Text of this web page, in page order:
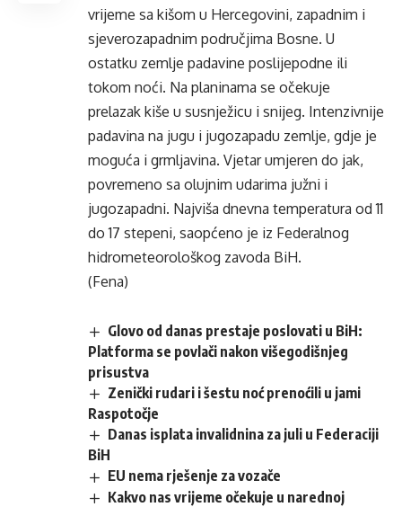
vrijeme sa kišom u Hercegovini, zapadnim i
sjeverozapadnim područjima Bosne. U
ostatku zemlje padavine poslijepodne ili
tokom noći. Na planinama se očekuje
prelazak kiše u susnježicu i snijeg. Intenzivnije
padavina na jugu i jugozapadu zemlje, gdje je
moguća i grmljavina. Vjetar umjeren do jak,
povremeno sa olujnim udarima južni i
jugozapadni. Najviša dnevna temperatura od 11
do 17 stepeni, saopćeno je iz Federalnog
hidrometeorološkog zavoda BiH.
(Fena)
Glovo od danas prestaje poslovati u BiH:
Platforma se povlači nakon višegodišnjeg
prisustva
Zenički rudari i šestu noć prenoćili u jami
Raspotočje
Danas isplata invalidnina za juli u Federaciji
BiH
EU nema rješenje za vozače
Kakvo nas vrijeme očekuje u narednoj